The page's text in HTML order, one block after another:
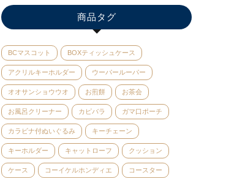
商品タグ
BCマスコット BOXティッシュケース
アクリルキーホルダー ウーパールーパー
オオサンショウウオ お煎餅 お茶会
お風呂クリーナー カピバラ ガマ口ポーチ
カラビナ付ぬいぐるみ キーチェーン
キーホルダー キャットローフ クッション
ケース コーイケルホンディエ コースター